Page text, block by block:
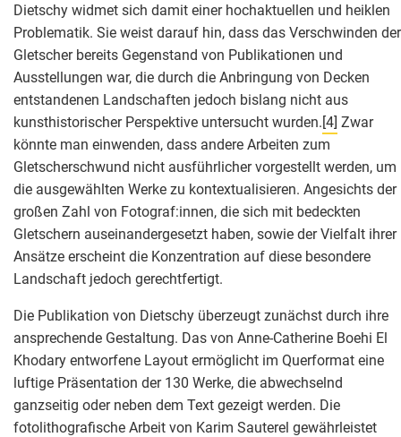
Dietschy widmet sich damit einer hochaktuellen und heiklen
Problematik. Sie weist darauf hin, dass das Verschwinden der
Gletscher bereits Gegenstand von Publikationen und
Ausstellungen war, die durch die Anbringung von Decken
entstandenen Landschaften jedoch bislang nicht aus
kunsthistorischer Perspektive untersucht wurden.[4] Zwar
könnte man einwenden, dass andere Arbeiten zum
Gletscherschwund nicht ausführlicher vorgestellt werden, um
die ausgewählten Werke zu kontextualisieren. Angesichts der
großen Zahl von Fotograf:innen, die sich mit bedeckten
Gletschern auseinandergesetzt haben, sowie der Vielfalt ihrer
Ansätze erscheint die Konzentration auf diese besondere
Landschaft jedoch gerechtfertigt.
Die Publikation von Dietschy überzeugt zunächst durch ihre
ansprechende Gestaltung. Das von Anne-Catherine Boehi El
Khodary entworfene Layout ermöglicht im Querformat eine
luftige Präsentation der 130 Werke, die abwechselnd
ganzseitig oder neben dem Text gezeigt werden. Die
fotolithografische Arbeit von Karim Sauterel gewährleistet